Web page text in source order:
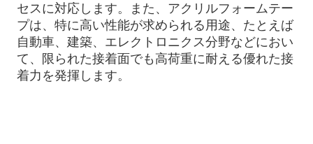
セスに対応します。また、アクリルフォームテー
プは、特に高い性能が求められる用途、たとえば
自動車、建築、エレクトロニクス分野などにおい
て、限られた接着面でも高荷重に耐える優れた接
着力を発揮します。